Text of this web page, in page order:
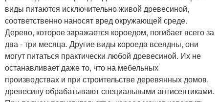
виды питаются исключительно живой древесиной,
соответственно наносят вред окружающей среде.
Дерево, которое заражается короедом, погибает всего за
два - три месяца. Другие виды короеда всеядны, они
могут питаться практически любой древесиной. Их не
останавливает даже то, что на мебельных
производствах и при строительстве деревянных домов,
древесину обрабатывают специальными антисептиками.